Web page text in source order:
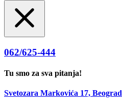
062/625-444
Tu smo za sva pitanja!
Svetozara Markovića 17, Beograd